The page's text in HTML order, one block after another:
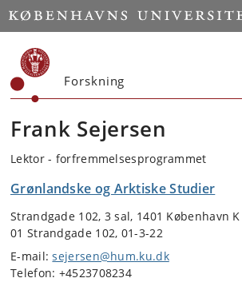
Start
Forskning
Frank Sejersen
Lektor - forfremmelsesprogrammet
Grønlandske og Arktiske Studier
Strandgade 102, 3 sal, 1401 København K
01 Strandgade 102, 01-3-22
E-mail:sejersen@hum.ku.dk
Telefon: +4523708234